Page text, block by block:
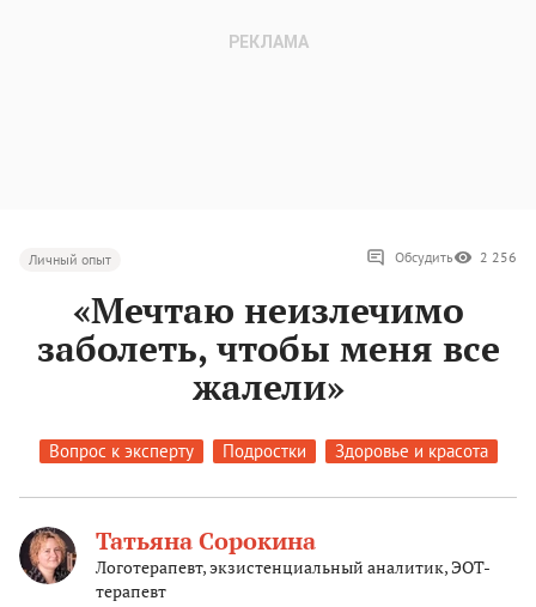
Личный опыт Обсудить 2 256
«Мечтаю неизлечимо
заболеть, чтобы меня все
жалели»
Вопрос к эксперту Подростки Здоровье и красота
Татьяна Сорокина
Логотерапевт, экзистенциальный аналитик, ЭОТ-
терапевт